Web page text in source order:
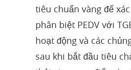
tiêu chuẩn vàng để
phân biệt PEDV với
hoạt động và các
sau khi bắt đầu tiêu